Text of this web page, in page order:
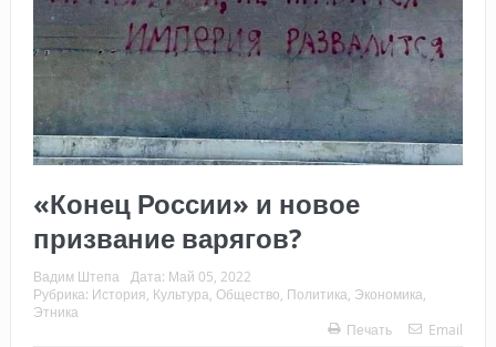
«Конец России» и новое
призвание варягов?
Вадим Штепа Дата: Май 05, 2022
Рубрика: История Культура Общество Политика Экономика
Этника
Печать
Email